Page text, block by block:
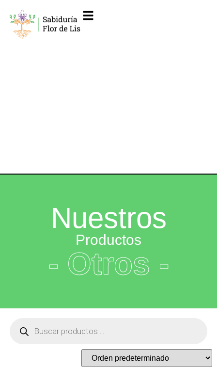
Nuestros
Productos
- Otros -